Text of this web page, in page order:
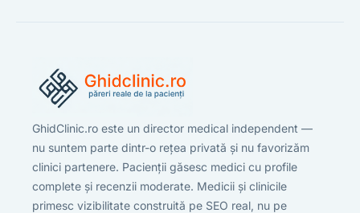
GhidClinic.ro este un director medical independent —
nu suntem parte dintr-o rețea privată și nu favorizăm
clinici partenere. Pacienții găsesc medici cu profile
complete și recenzii moderate. Medicii și clinicile
primesc vizibilitate construită pe SEO real, nu pe